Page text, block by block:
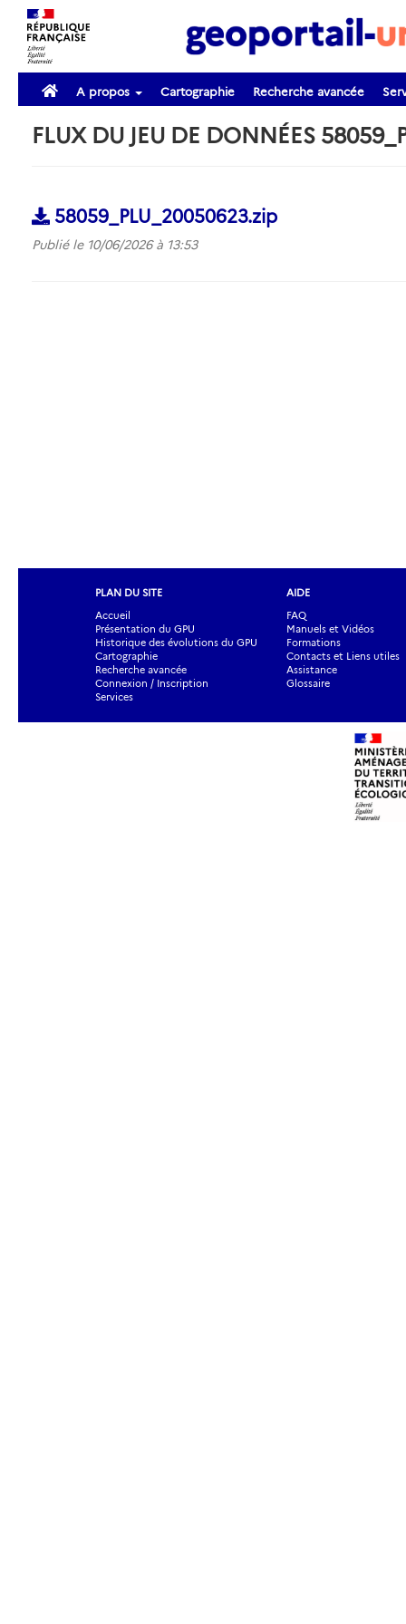
A propos Cartographie Recherche avancée
FLUX DU JEU DE DONNÉES
58059_PLU_20050623.zip
Publié le 10/06/2026 à 13:53
PLAN DU SITE
Accueil
Présentation du GPU
Historique des évolutions du GPU
Cartographie
Recherche avancée
Connexion / Inscription
Services
AIDE
FAQ
Manuels et Vidéos
Formations
Contacts et Liens utiles
Assistance
Glossaire